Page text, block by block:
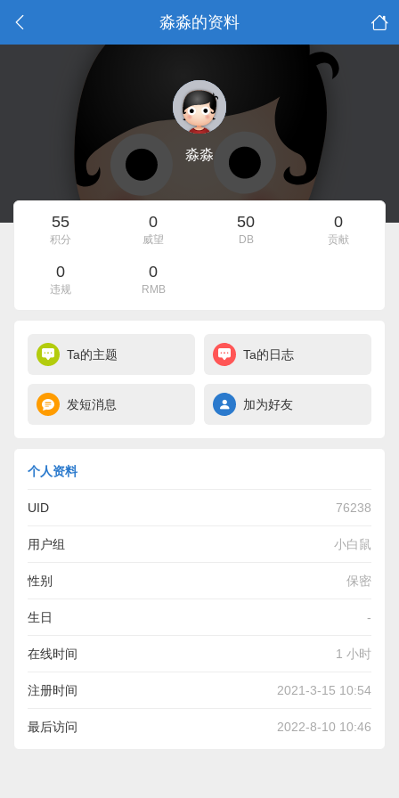
淼淼的资料
淼淼
55
积分
0
威望
50
DB
0
贡献
0
违规
0
RMB
Ta的主题 Ta的日志
发短消息 加为好友
个人资料
UID 76238
用户组 小白鼠
性别 保密
生日 -
在线时间 1 小时
注册时间 2021-3-15 10:54
最后访问 2022-8-10 10:46